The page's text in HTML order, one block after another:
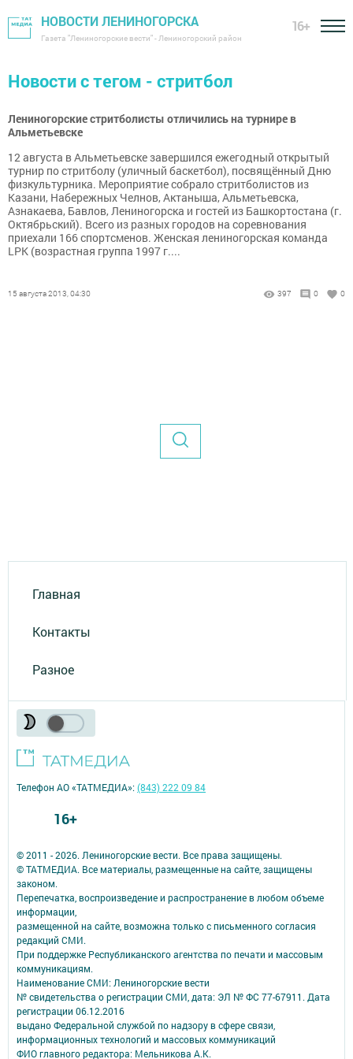
НОВОСТИ ЛЕНИНОГОРСКА
Газета "Лениногорские вести" - Лениногорский район
16+
Новости с тегом - стритбол
Лениногорские стритболисты отличились на турнире в
Альметьевске
12 августа в Альметьевске завершился ежегодный открытый
турнир по стритболу (уличный баскетбол), посвящённый Дню
физкультурника. Мероприятие собрало стритболистов из
Казани, Набережных Челнов, Актаныша, Альметьевска,
Азнакаева, Бавлов, Лениногорска и гостей из Башкортостана (г.
Октябрьский). Всего из разных городов на соревнования
приехали 166 спортсменов. Женская лениногорская команда
LPK (возрастная группа 1997 г....
15 августа 2013, 04:30 397 0 0
Главная
Контакты
Разное
© 2011 - 2026. Лениногорские вести. Все права защищены.
© ТАТМЕДИА. Все материалы, размещенные на сайте, защищены
законом.
Перепечатка, воспроизведение и распространение в любом объеме
информации,
размещенной на сайте, возможна только с письменного согласия
редакций СМИ.
При поддержке Республиканского агентства по печати и массовым
коммуникациям.
Наименование СМИ: Лениногорские вести
№ свидетельства о регистрации СМИ, дата: ЭЛ № ФС 77-67911. Дата
регистрации 06.12.2016
выдано Федеральной службой по надзору в сфере связи,
информационных технологий и массовых коммуникаций
ФИО главного редактора: Мельникова А.К.
Телефон АО «ТАТМЕДИА»:(843) 222 09 84
16+